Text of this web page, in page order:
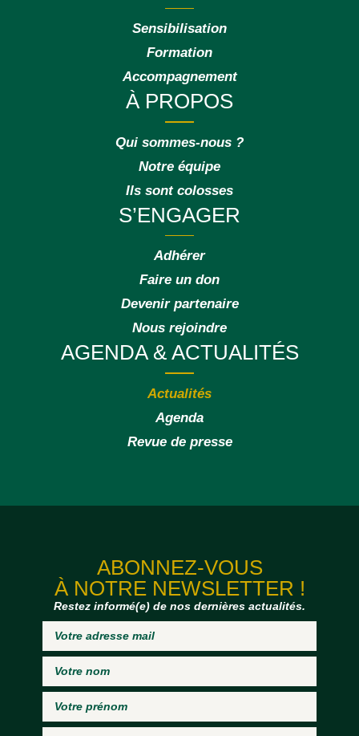
Sensibilisation
Formation
Accompagnement
À PROPOS
Qui sommes-nous ?
Notre équipe
Ils sont colosses
S’ENGAGER
Adhérer
Faire un don
Devenir partenaire
Nous rejoindre
AGENDA & ACTUALITÉS
Actualités
Agenda
Revue de presse
ABONNEZ-VOUS
À NOTRE NEWSLETTER !
Restez informé(e) de nos dernières actualités.